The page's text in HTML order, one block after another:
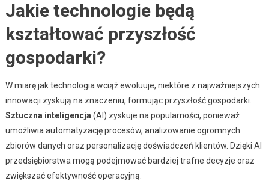
Jakie technologie będą
kształtować przyszłość
gospodarki?
W miarę jak technologia wciąż ewoluuje, niektóre z najważniejszych
innowacji zyskują na znaczeniu, formując przyszłość gospodarki.
Sztuczna inteligencja (AI) zyskuje na popularności, ponieważ
umożliwia automatyzację procesów, analizowanie ogromnych
zbiorów danych oraz personalizację doświadczeń klientów. Dzięki AI
przedsiębiorstwa mogą podejmować bardziej trafne decyzje oraz
zwiększać efektywność operacyjną.